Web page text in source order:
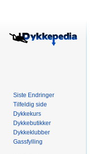
Siste Endringer
Tilfeldig side
Dykkekurs
Dykkebutikker
Dykkeklubber
Gassfylling